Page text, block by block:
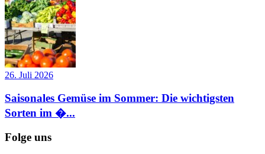
26. Juli 2026
Saisonales Gemüse im Sommer: Die wichtigsten
Sorten im �...
Folge uns